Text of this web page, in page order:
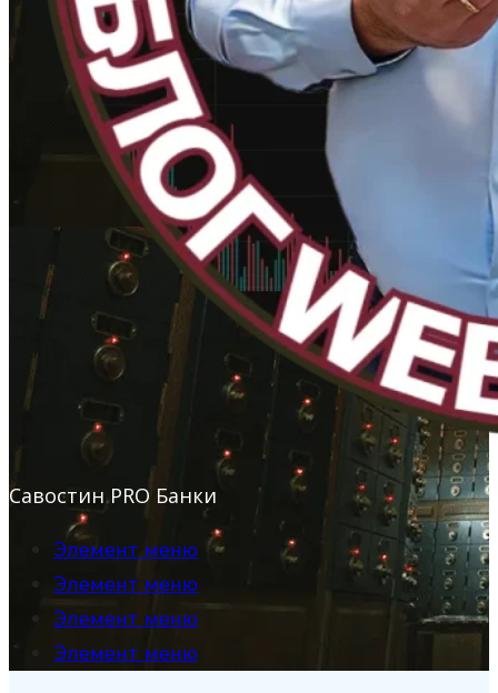
Савостин PRO Банки
Элемент меню
Элемент меню
Элемент меню
Элемент меню